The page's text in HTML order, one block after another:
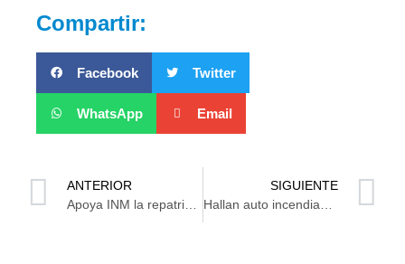
Compartir:
Facebook Twitter
WhatsApp Email
ANTERIOR
SIGUIENTE